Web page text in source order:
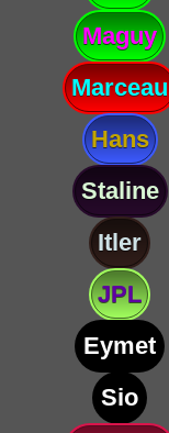
Maguy
Marceau
Hans
Staline
Itler
JPL
Eymet
Sio